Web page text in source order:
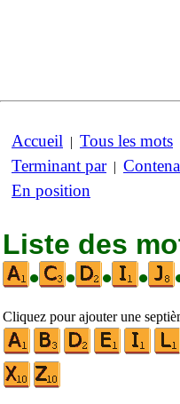
Accueil | Tous les mots
Terminant par|
En position
Liste des
•
• • •
Cliquez pour ajouter une